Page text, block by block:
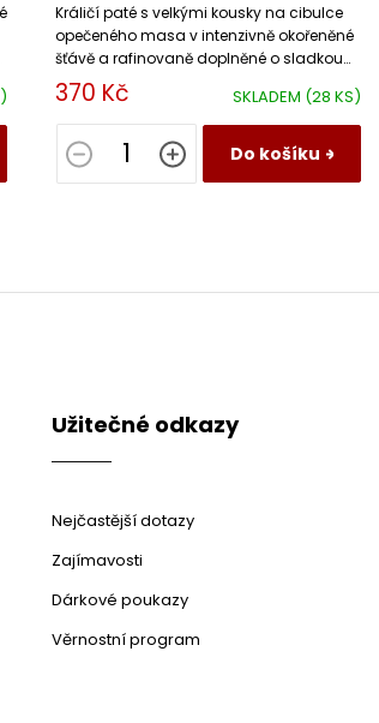
SKLADEM (28 KS)
370 Kč
Do košíku
Králičí paté s velkými kousky na cibulce
opečeného masa v intenzivně okořeněné
šťávě a rafinovaně doplněné o sladkou
chuť sušených švestek.
Užitečné odkazy
Nejčastější dotazy
Zajímavosti
Dárkové poukazy
Věrnostní program